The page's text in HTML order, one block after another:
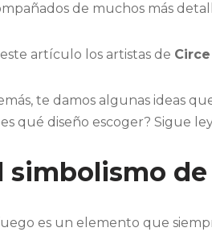
de muchos más
artículo los artistas de
te damos algunas ideas
qué diseño escoger? Sigue
simbolismo
es un elemento que